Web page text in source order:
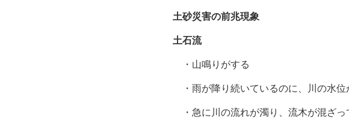
土砂災害の前兆現象
土石流
・山鳴りがする
・雨が降り続いているのに、川の水位
・急に川の流れが濁り、流木が混ざっ